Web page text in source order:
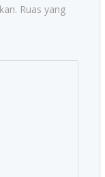
Ruas yang